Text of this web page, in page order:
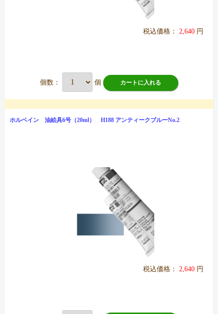
税込価格： 2,640 円
個数： 個 カートに入れる
ホルベイン 油絵具6号（20ml） H188 アンティークブルーNo.2
税込価格： 2,640 円